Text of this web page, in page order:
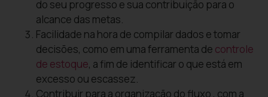
do seu progresso e sua contribuição para o
alcance das metas.
Facilidade na hora de compilar dados e tomar
decisões, como em uma ferramenta de controle
de estoque, a fim de identificar o que está em
excesso ou escassez.
Contribuir para a organização do fluxo , com a